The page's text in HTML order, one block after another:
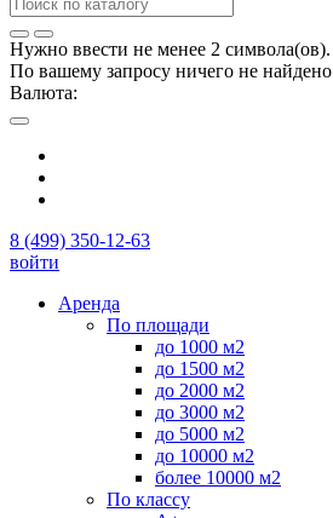
Нужно ввести не менее 2 символа(ов).
По вашему запросу ничего не найдено
Валюта:
8 (499) 350-12-63
войти
Аренда
По площади
до 1000 м2
до 1500 м2
до 2000 м2
до 3000 м2
до 5000 м2
до 10000 м2
более 10000 м2
По классу